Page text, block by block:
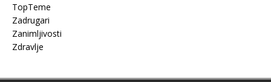
TopTeme
Zadrugari
Zanimljivosti
Zdravlje